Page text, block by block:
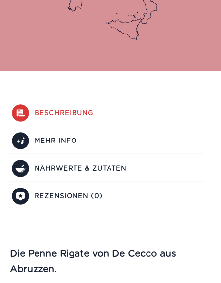
BESCHREIBUNG
MEHR INFO
NÄHRWERTE & ZUTATEN
REZENSIONEN (0)
Die Penne Rigate von De Cecco aus
Abruzzen.